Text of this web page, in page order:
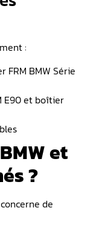
:
FRM BMW Série
E90 et boîtier
et
?
de